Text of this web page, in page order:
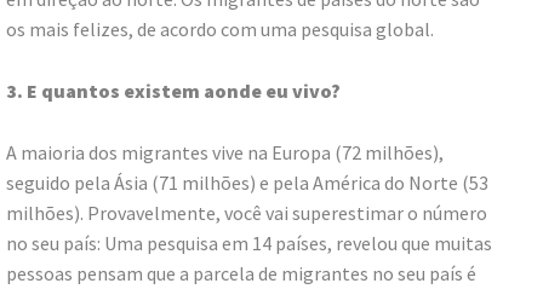
os mais felizes, de acordo com uma pesquisa global.
3. E quantos existem aonde eu vivo?
A maioria dos migrantes vive na Europa (72 milhões),
seguido pela Ásia (71 milhões) e pela América do Norte (53
milhões). Provavelmente, você vai superestimar o número
no seu país: Uma pesquisa em 14 países, revelou que muitas
pessoas pensam que a parcela de migrantes no seu país é